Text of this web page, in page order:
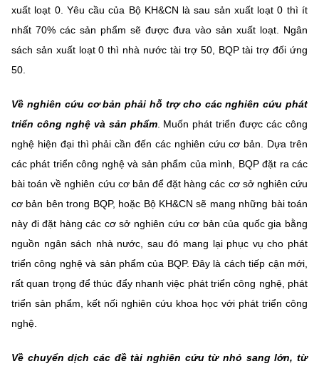
xuất loạt 0. Yêu cầu của Bộ KH&CN là sau sản xuất loạt 0 thì ít
nhất 70% các sản phẩm sẽ được đưa vào sản xuất loạt. Ngân
sách sản xuất loạt 0 thì nhà nước tài trợ 50, BQP tài trợ đối ứng
50.
Về nghiên cứu cơ bản phải hỗ trợ cho các nghiên cứu phát
triển công nghệ và sản phẩm. Muốn phát triển được các công
nghệ hiện đại thì phải cần đến các nghiên cứu cơ bản. Dựa trên
các phát triển công nghệ và sản phẩm của mình, BQP đặt ra các
bài toán về nghiên cứu cơ bản để đặt hàng các cơ sở nghiên cứu
cơ bản bên trong BQP, hoặc Bộ KH&CN sẽ mang những bài toán
này đi đặt hàng các cơ sở nghiên cứu cơ bản của quốc gia bằng
nguồn ngân sách nhà nước, sau đó mang lại phục vụ cho phát
triển công nghệ và sản phẩm của BQP. Đây là cách tiếp cận mới,
rất quan trọng để thúc đẩy nhanh việc phát triển công nghệ, phát
triển sản phẩm, kết nối nghiên cứu khoa học với phát triển công
nghệ.
Về chuyển dịch các đề tài nghiên cứu từ nhỏ sang lớn, từ